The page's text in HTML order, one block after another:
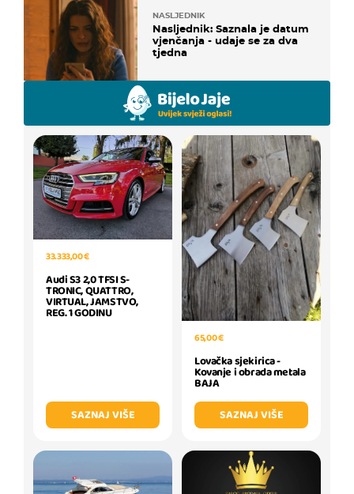
NASLJEDNIK
Nasljednik: Saznala je datum
vjenčanja - udaje se za dva
tjedna
33.333,00 €
Audi S3 2,0 TFSI S-
TRONIC, QUATTRO,
VIRTUAL, JAMSTVO,
REG. 1 GODINU
SAZNAJ VIŠE
65,00 €
Lovačka sjekirica -
Kovanje i obrada metala
BAJA
SAZNAJ VIŠE